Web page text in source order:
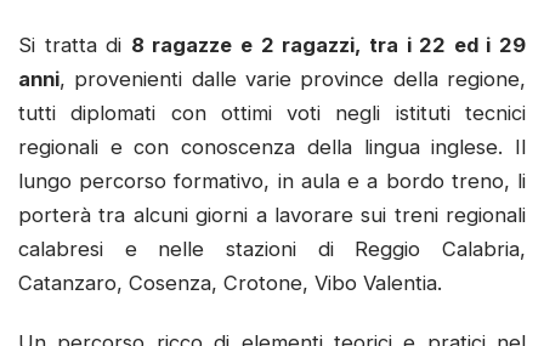
Si tratta di 8 ragazze e 2 ragazzi, tra i 22 ed i 29
anni, provenienti dalle varie province della regione,
tutti diplomati con ottimi voti negli istituti tecnici
regionali e con conoscenza della lingua inglese. Il
lungo percorso formativo, in aula e a bordo treno, li
porterà tra alcuni giorni a lavorare sui treni regionali
calabresi e nelle stazioni di Reggio Calabria,
Catanzaro, Cosenza, Crotone, Vibo Valentia.